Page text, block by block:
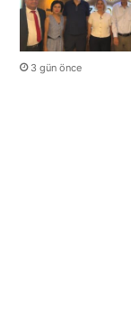
3 gün önce